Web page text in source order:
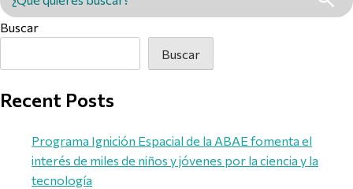
Buscar en MINCYT
Buscar
Buscar
Recent Posts
Programa Ignición Espacial de la ABAE fomenta el
interés de miles de niños y jóvenes por la ciencia y la
tecnología